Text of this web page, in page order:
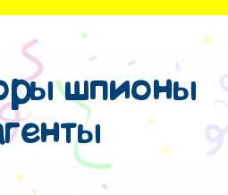
шпионы